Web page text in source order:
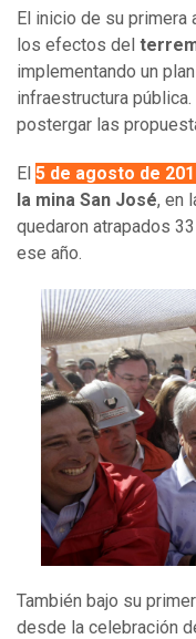
El inicio de su
los efectos del
implementando un
infraestructura
postergar las
El 5 de agosto de
la mina San José, en
quedaron atrapados
ese año.
También bajo su
desde la celebración